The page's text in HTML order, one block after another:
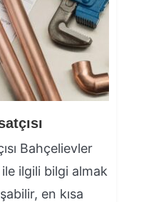
Bahçelievler
ilgili bilgi almak
en kısa